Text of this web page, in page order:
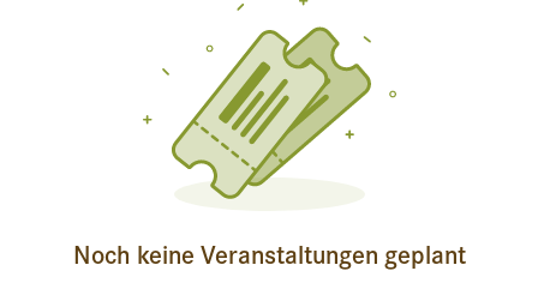
Noch keine Veranstaltungen geplant